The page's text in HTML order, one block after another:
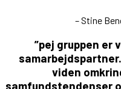
– Stine
”pej gruppen er
viden
samfundstendenser